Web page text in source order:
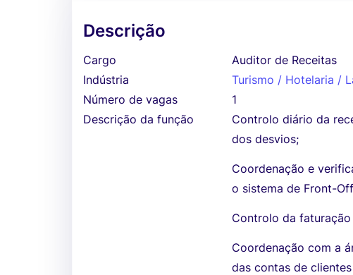
Descrição
Cargo
Auditor de Receitas
Indústria
Turismo / Hotelaria /
Número de vagas
1
Descrição da função
Controlo diário da
dos desvios;
Coordenação e
o sistema de Front-
Controlo da
Coordenação com a
das contas de